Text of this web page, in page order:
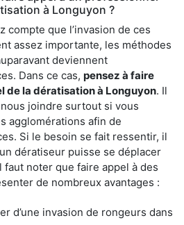
à Longuyon ?
compte que l’invasion de ces
assez importante, les méthodes
deviennent
Dans ce cas, pensez à faire
de la dératisation à Longuyon. Il
joindre surtout si vous
agglomérations afin de
Si le besoin se fait ressentir, il
dératiseur puisse se déplacer
faut noter que faire appel à des
de nombreux avantages :
d’une invasion de rongeurs dans